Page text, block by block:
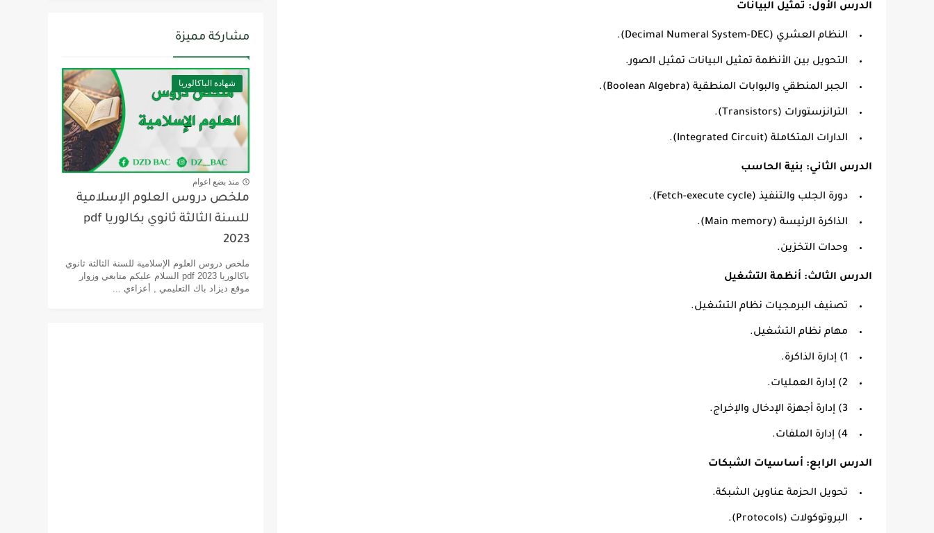
الدرس الأول: تمثيل البيانات
النظام العشري (Decimal Numeral System-DEC).
التحويل بين الأنظمة تمثيل البيانات تمثيل الصور.
الجبر المنطقي والبوابات المنطقية (Boolean Algebra).
الترانزستورات (Transistors).
الدارات المتكاملة (Integrated Circuit).
الدرس الثاني: بنية الحاسب
دورة الجلب والتنفيذ (Fetch-execute cycle).
الذاكرة الرئيسة (Main memory).
وحدات التخزين.
الدرس الثالث: أنظمة التشغيل
تصنيف البرمجيات نظام التشغيل.
مهام نظام التشغيل.
1) إدارة الذاكرة.
2) إدارة العمليات.
3) إدارة أجهزة الإدخال والإخراج.
4) إدارة الملفات.
الدرس الرابع: أساسيات الشبكات
تحويل الحزمة عناوين الشبكة.
البروتوكولات (Protocols).
مشاركة مميزة
شهادة الباكالوريا
منذ بضع اعوام
ملخص دروس العلوم الإسلامية
للسنة الثالثة ثانوي بكالوريا pdf
2023
ملخص دروس العلوم الإسلامية للسنة الثالثة ثانوي
باكالوريا pdf 2023 السلام عليكم متابعي وزوار
موقع ديزاد باك التعليمي , أعزاءي ...